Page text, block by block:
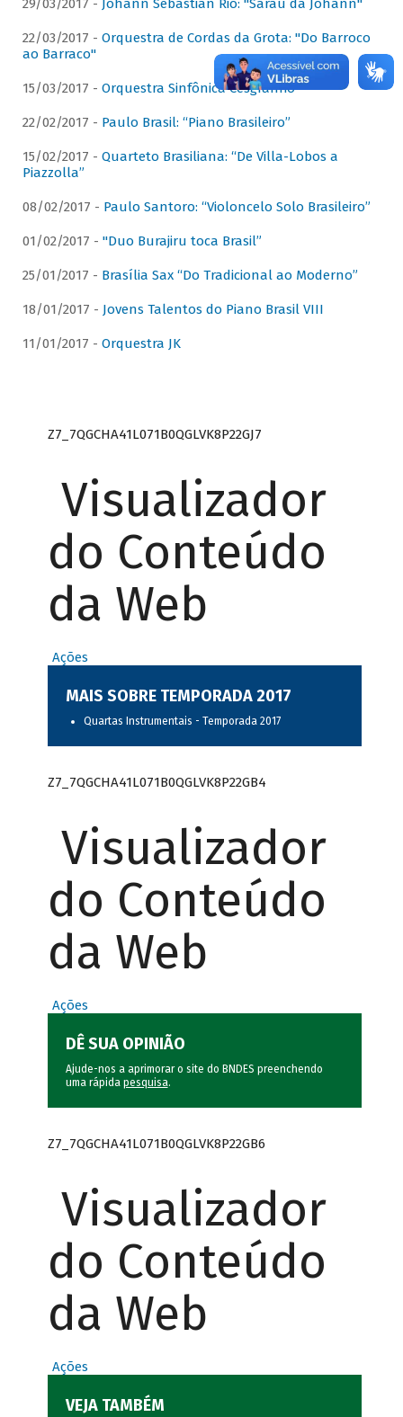
29/03/2017 - Johann Sebastian Rio: "Sarau da Johann"
22/03/2017 - Orquestra de Cordas da Grota: "Do Barroco
ao Barraco"
15/03/2017 - Orquestra Sinfônica Cesgranrio
22/02/2017 - Paulo Brasil: “Piano Brasileiro”
15/02/2017 - Quarteto Brasiliana: “De Villa-Lobos a
Piazzolla”
08/02/2017 - Paulo Santoro: “Violoncelo Solo Brasileiro”
01/02/2017 - "Duo Burajiru toca Brasil”
25/01/2017 - Brasília Sax “Do Tradicional ao Moderno”
18/01/2017 - Jovens Talentos do Piano Brasil VIII
11/01/2017 - Orquestra JK
Z7_7QGCHA41L071B0QGLVK8P22GJ7
Visualizador
do Conteúdo
da Web
Ações
MAIS SOBRE TEMPORADA 2017
Quartas Instrumentais - Temporada 2017
Z7_7QGCHA41L071B0QGLVK8P22GB4
Visualizador
do Conteúdo
da Web
Ações
DÊ SUA OPINIÃO
Ajude-nos a aprimorar o site do BNDES preenchendo
uma rápida pesquisa.
Z7_7QGCHA41L071B0QGLVK8P22GB6
Visualizador
do Conteúdo
da Web
Ações
VEJA TAMBÉM